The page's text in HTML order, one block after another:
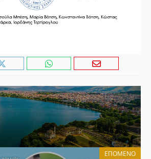
ΕΠΌΜΕΝΟ